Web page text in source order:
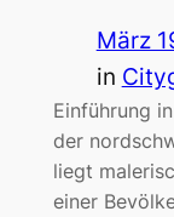
März
in
Einführung
der
liegt
einer